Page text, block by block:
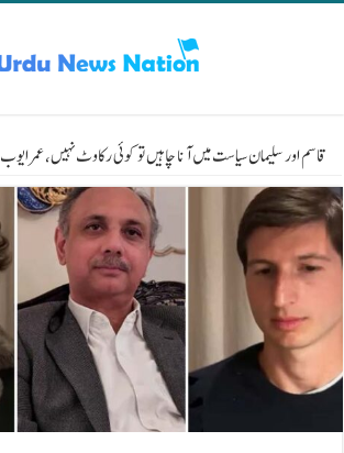
قاسم اور سلیمان سیاست میں آنا چاہیں تو کوئی رکاوٹ نہیں، عمر ایوب